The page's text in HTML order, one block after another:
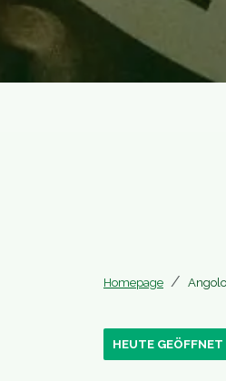
Homepage
HEUTE GEÖFFNET